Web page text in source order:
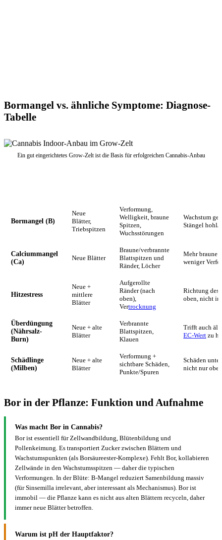
Bormangel vs. ähnliche Symptome: Diagnose-
Tabelle
Ein gut eingerichtetes Grow-Zelt ist die Basis für erfolgreichen Cannabis-Anbau
Bormangel (B)
Neue
Blätter,
Triebspitzen
Verformung,
Welligkeit, braune
Spitzen,
Wuchsstörungen
Wachstum
Stängel hohl/
Calciummangel
(Ca)
Neue Blätter
Braune/verbrannte
Blattspitzen und
Ränder, Löcher
Mehr braune
weniger
Hitzestress
Neue +
mittlere
Blätter
Aufgerollte
Ränder (nach
oben),
Vertrocknung
Richtung des
oben, nicht
Überdüngung
(Nährsalz-
Burn)
Neue + alte
Blätter
Verbrannte
Blattspitzen,
Klauen
Trifft auch
EC-Wert zu
Schädlinge
(Milben)
Neue + alte
Blätter
Verformung +
sichtbare Schäden,
Punkte/Spuren
Schäden
nicht nur oben
Bor in der Pflanze: Funktion und Aufnahme
Was macht Bor in Cannabis?
Bor ist essentiell für Zellwandbildung, Blütenbildung und
Pollenkeimung. Es transportiert Zucker zwischen Blättern und
Wachstumspunkten (als Borsäureester-Komplexe). Fehlt Bor, kollabieren
Zellwände in den Wachstumsspitzen — daher die typischen
Verformungen. In der Blüte: B-Mangel reduziert Samenbildung massiv
(für Sinsemilla irrelevant, aber interessant als Mechanismus). Bor ist
immobil — die Pflanze kann es nicht aus alten Blättern recyceln, daher
immer neue Blätter betroffen.
Warum ist pH der Hauptfaktor?